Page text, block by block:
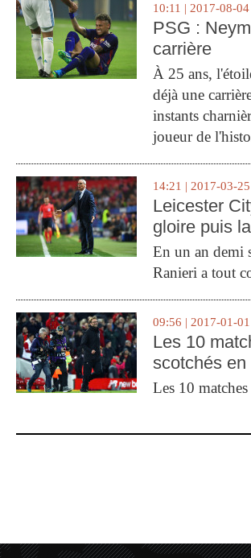
10:11 | 2017-08-04
PSG :
carrière
À 25 ans,
déjà une
instants
joueur de
14:21 | 2017-03-25
Leicester
gloire puis
En un an demi
Ranieri a tout
09:56 | 2017-01-01
Les 10
scotchés en
Les 10